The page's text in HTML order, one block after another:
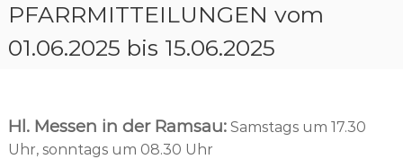
PFARRMITTEILUNGEN vom
01.06.2025 bis 15.06.2025
Hl. Messen in der Ramsau:Samstags um 17.30
Uhr, sonntags um 08.30 Uhr